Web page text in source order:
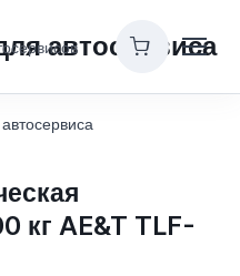
кг AE&T TLF-